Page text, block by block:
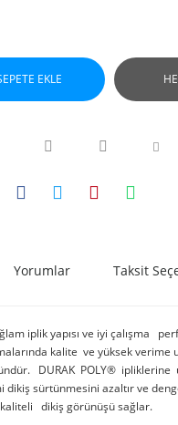
EKLE
Yorumlar Taksit
iplik yapısı ve iyi çalışma
kalite ve yüksek verime
DURAK POLY® ipliklerine
dikiş sürtünmesini azaltır ve
kaliteli dikiş görünüşü sağlar.